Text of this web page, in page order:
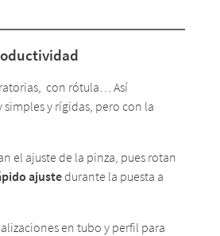
con rótula… Así
y rígidas, pero con la
el ajuste de la pinza, pues rotan
ajustedurante la puesta a
en tubo y perfil para